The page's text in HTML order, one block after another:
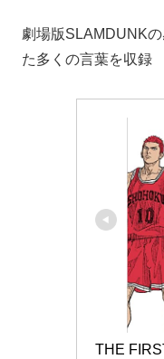
劇場版SLAMDUNK
た多くの言葉を収録
THE